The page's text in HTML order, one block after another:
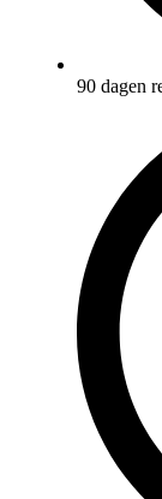
90 dagen